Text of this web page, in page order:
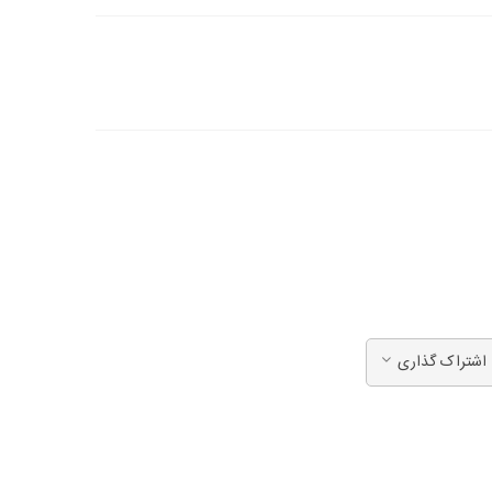
اشتراک گذاری